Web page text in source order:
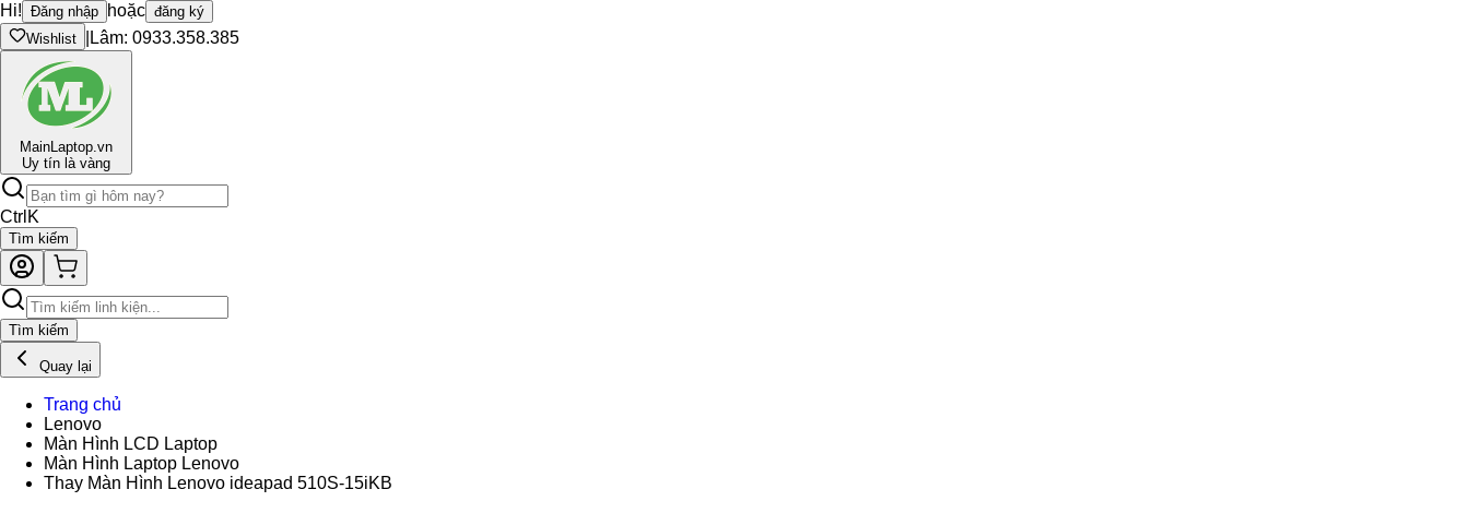
Hi! Đăng nhập hoặc đăng ký
Wishlist
Lâm: 0933.358.385
MainLaptop.vn
Uy tín là vàng
Ctrl K
Tìm kiếm
Tìm kiếm
Quay lại
Trang chủ
Lenovo
Màn Hình LCD Laptop
Màn Hình Laptop Lenovo
Thay Màn Hình Lenovo ideapad 510S-15iKB